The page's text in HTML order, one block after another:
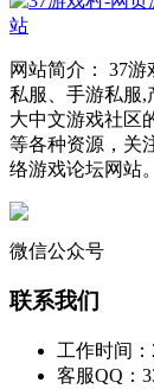
网站简介： 37
私服、手游私服,
大中文游戏社区
等各种资源，关
络游戏论坛网站。
微信公众号
联系我们
工作时间
客服QQ：